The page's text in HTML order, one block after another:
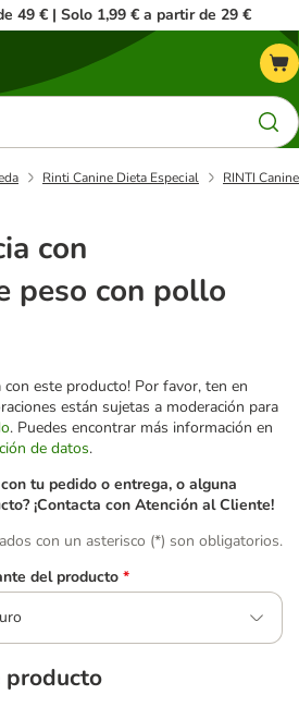
49 € | Solo 1,99 € a partir de 29 €
Rinti Canine Dieta Especial RINTI
con
peso con pollo
con este producto! Por favor, ten en
están sujetas a moderación para
. Puedes encontrar más información en
de datos.
tu pedido o entrega, o alguna
¡Contacta con Atención al Cliente!
con un asterisco (*) son obligatorios.
del producto *
producto